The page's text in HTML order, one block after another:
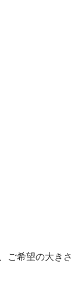
ご希望の大きさ